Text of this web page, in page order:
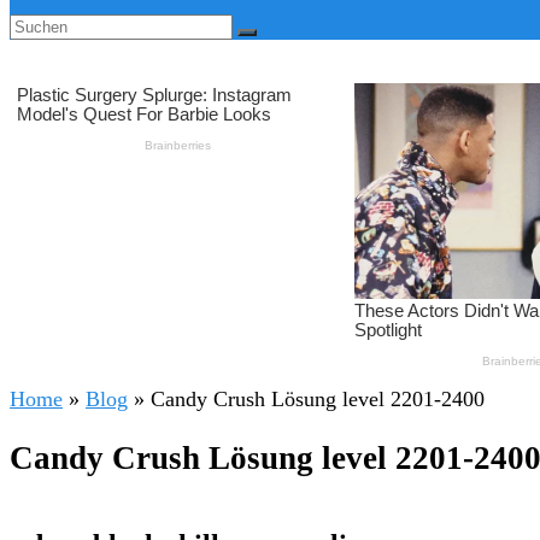
Home » Blog » Candy Crush Lösung level 2201-2400
Candy Crush Lösung level 2201-2400